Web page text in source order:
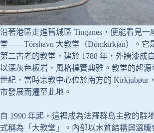
沿著港區走進舊城區 Tinganes，便能看見一
堂——Tórshavn 大教堂（Dómkirkjan）。它
第二古老的教堂，建於 1788 年，外牆漆成
以深灰色板岩，風格樸實典雅。教堂的起源
世紀，當時宗教中心位於南方的 Kirkjubøur
市發展而遷至此地。
自 1990 年起，這裡成為法羅群島主教的駐
式稱為「大教堂」。內部以木質結構與溫暖